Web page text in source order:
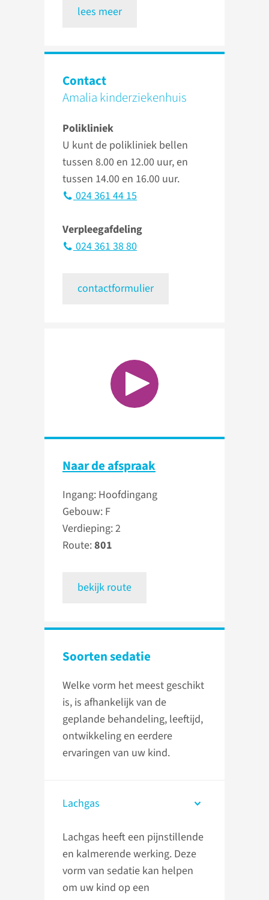
lees meer
Contact
Amalia kinderziekenhuis
Polikliniek
U kunt de polikliniek bellen
tussen 8.00 en 12.00 uur, en
tussen 14.00 en 16.00 uur.
024 361 44 15
Verpleegafdeling
024 361 38 80
contactformulier
Naar de afspraak
Ingang: Hoofdingang
Gebouw: F
Verdieping: 2
Route:801
bekijk route
Soorten sedatie
Welke vorm het meest geschikt
is, is afhankelijk van de
geplande behandeling, leeftijd,
ontwikkeling en eerdere
ervaringen van uw kind.
Lachgas
Lachgas heeft een pijnstillende
en kalmerende werking. Deze
vorm van sedatie kan helpen
om uw kind op een